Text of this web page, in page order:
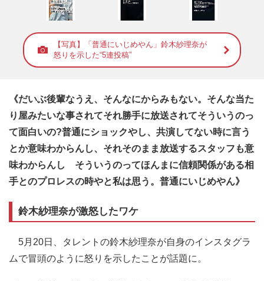
【写真】「普通にいじめやん」鈴木紗理奈が
怒りを示した“5連投稿”
《だいぶ後輩なうえ、そんなにからみもない。そんな当た
り屋みたいな事されてそれ勝手に放送されてそういうのっ
て面白いの?普通にショックやし、共演してない時に言う
とか意味わからんし、それそのまま放送するスタッフも意
味わからんし そういうのってほんまに信頼関係がある相
手とのプロレスの時やと私は思う。普通にいじめやん》
鈴木紗理奈が激怒したワケ
5月20日、タレントの鈴木紗理奈が自身のインスタグラ
ムで冒頭のように怒りを示したことが話題に。